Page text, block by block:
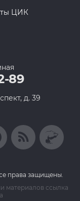
ЦИК
89
д. 39
права защищены.
материалов ссылка